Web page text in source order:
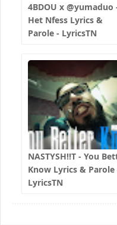
4BDOU x ‪@yumaduo‬
Het Nfess Lyrics &
Parole - LyricsTN
NASTYSH!!T - You
Know Lyrics & Parole
LyricsTN